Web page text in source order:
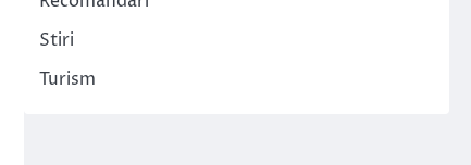
Stiri
Turism